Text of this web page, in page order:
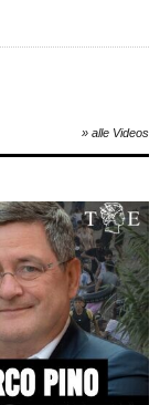
» alle Videos